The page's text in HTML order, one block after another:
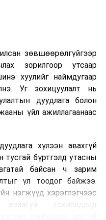
13-наас оюутнуудыг
эхэлнэ.
үйл ажиллагааны
17–28-ны өдрүүдэд
болон бусад аливаа
болно.
зөвшөөрөлгүйгээр
зорилгоор утсаар
хуулийг наймдугаар
Уг зохицуулалт нь
дуудлага болон
үйл ажиллагаанаас
хүлээн авахгүй
тусгай бүртгэлд утасны
байсан ч зарим
үл тоодог байжээ.
нэгжүүд хэрэглэгчээс
тохиолдолд